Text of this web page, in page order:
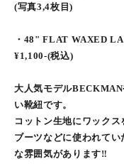
(写真3,4枚目)
・48" FLAT WAXED
¥1,100-(税込)
大人気モデル
い靴紐です。
コットン生地にワック
ブーツなどに使われて
な雰囲気があります‼︎